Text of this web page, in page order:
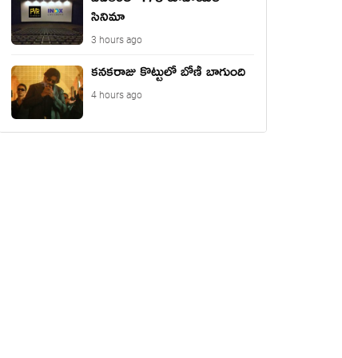
సినిమా
3 hours ago
కనకరాజు కొట్టులో బోణీ బాగుంది
4 hours ago